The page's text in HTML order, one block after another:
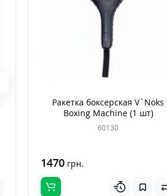
Ракетка боксерская V`Noks
Boxing Machine (1 шт)
60130
1470грн.